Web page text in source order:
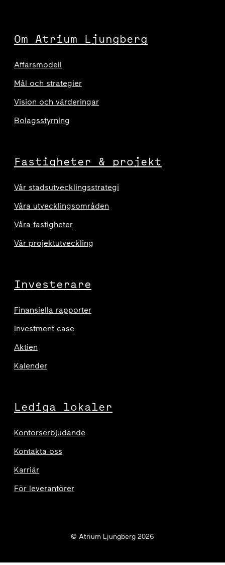
Om Atrium Ljungberg
Affärsmodell
Mål och strategier
Vision och värderingar
Bolagsstyrning
Fastigheter & projekt
Vår stadsutvecklingsstrategi
Våra utvecklingsområden
Våra fastigheter
Vår projektutveckling
Investerare
Finansiella rapporter
Investment case
Aktien
Kalender
Lediga lokaler
Kontorserbjudande
Kontakta oss
Karriär
För leverantörer
© Atrium Ljungberg 2026